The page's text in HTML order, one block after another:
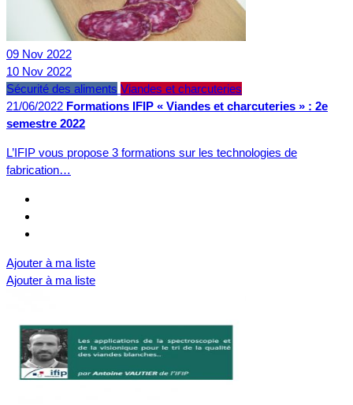
09 Nov 2022
10 Nov 2022
Sécurité des aliments Viandes et charcuteries
21/06/2022 Formations IFIP « Viandes et charcuteries » : 2e
semestre 2022
L’IFIP vous propose 3 formations sur les technologies de
fabrication…
Ajouter à ma liste
Ajouter à ma liste